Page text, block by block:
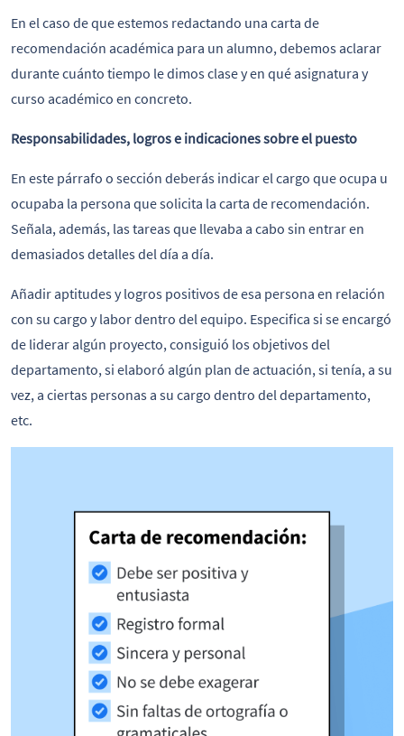
En el caso de que estemos redactando una carta de
recomendación académica para un alumno, debemos aclarar
durante cuánto tiempo le dimos clase y en qué asignatura y
curso académico en concreto.
Responsabilidades, logros e indicaciones sobre el puesto
En este párrafo o sección deberás indicar el cargo que ocupa u
ocupaba la persona que solicita la carta de recomendación.
Señala, además, las tareas que llevaba a cabo sin entrar en
demasiados detalles del día a día.
Añadir aptitudes y logros positivos de esa persona en relación
con su cargo y labor dentro del equipo. Especifica si se encargó
de liderar algún proyecto, consiguió los objetivos del
departamento, si elaboró algún plan de actuación, si tenía, a su
vez, a ciertas personas a su cargo dentro del departamento,
etc.